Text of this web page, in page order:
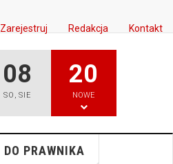
Zarejestruj Redakcja Kontakt
08
SO , SIE
20
NOWE
DO PRAWNIKA